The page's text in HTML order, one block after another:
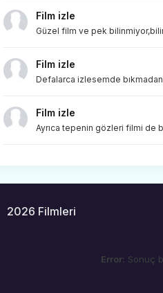
Film izle
Güzel film ve pek
Film izle
Defalarca izlesemde
Film izle
Ayrıca tepenin gözleri filmi de
2026 Filmleri
Error: Sonuç